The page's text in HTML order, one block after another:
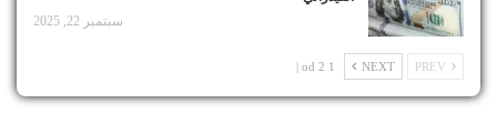
سبتمبر 22, 2025
NEXT
1 od 2 |